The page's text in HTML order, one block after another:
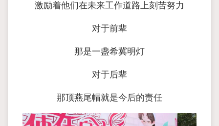
激励着他们在未来工作道路上刻苦努力
对于前辈
那是一盏希冀明灯
对于后辈
那顶燕尾帽就是今后的责任